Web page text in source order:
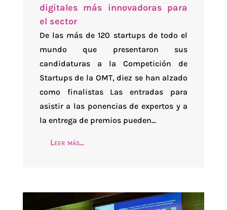
digitales más innovadoras para
el sector
De las más de 120 startups de todo el
mundo que presentaron sus
candidaturas a la Competición de
Startups de la OMT, diez se han alzado
como finalistas Las entradas para
asistir a las ponencias de expertos y a
la entrega de premios pueden...
Leer más...